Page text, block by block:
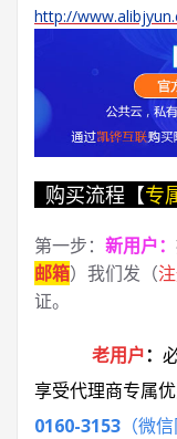
http://
购买流程【专
第一步： 新用户：
邮箱）我们发（
证。
老用户：
享受代理商专属
0160-3153 （微